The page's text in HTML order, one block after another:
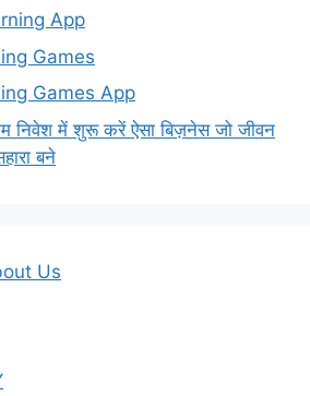
App
Games
Games App
में शुरू करें ऐसा बिज़नेस जो जीवन
बने
Us